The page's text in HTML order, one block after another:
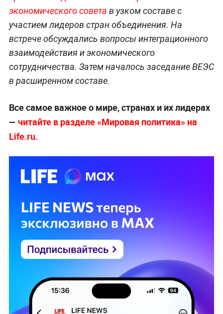
экономического совета в узком составе с
участием лидеров стран объединения. На
встрече обсуждались вопросы интеграционного
взаимодействия и экономического
сотрудничества. Затем началось заседание ВЕЭС
в расширенном составе.
Все самое важное о мире, странах и их лидерах
— читайте в разделе «Мировая политика» на
Life.ru.